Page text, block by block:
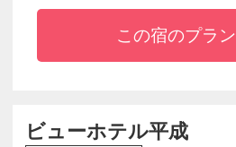
保ち、ゆったりセミダブル
つろぎを提供します。
この宿のプラ
ビューホテル平成